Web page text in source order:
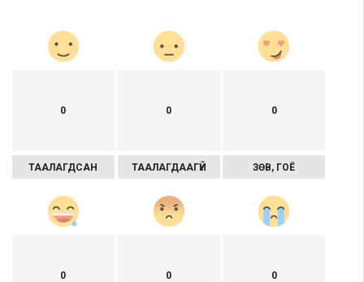
0
ТААЛАГДСАН
0
ТААЛАГДААГҮЙ
0
ЗӨВ, ГОЁ
0 0 0